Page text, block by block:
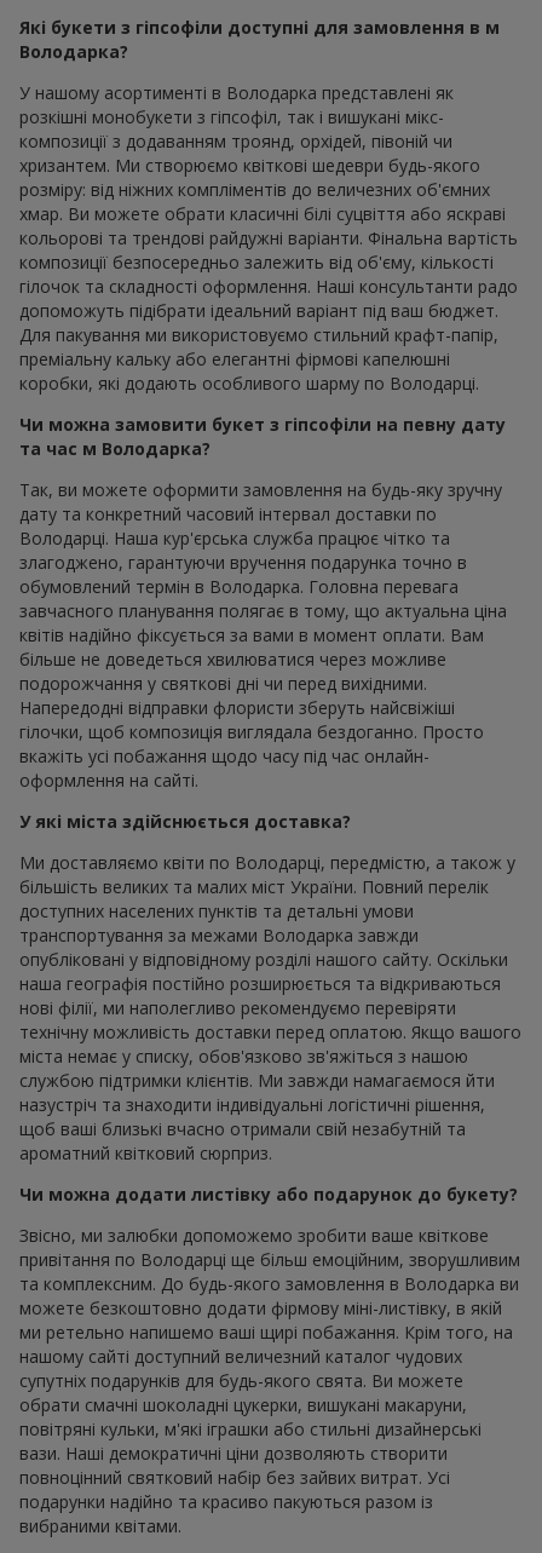
Які букети з гіпсофіли доступні для замовлення в м
Володарка?
У нашому асортименті в Володарка представлені як
розкішні монобукети з гіпсофіл, так і вишукані мікс-
композиції з додаванням троянд, орхідей, півоній чи
хризантем. Ми створюємо квіткові шедеври будь-якого
розміру: від ніжних компліментів до величезних об'ємних
хмар. Ви можете обрати класичні білі суцвіття або яскраві
кольорові та трендові райдужні варіанти. Фінальна вартість
композиції безпосередньо залежить від об'єму, кількості
гілочок та складності оформлення. Наші консультанти радо
допоможуть підібрати ідеальний варіант під ваш бюджет.
Для пакування ми використовуємо стильний крафт-папір,
преміальну кальку або елегантні фірмові капелюшні
коробки, які додають особливого шарму по Володарці.
Чи можна замовити букет з гіпсофіли на певну дату
та час м Володарка?
Так, ви можете оформити замовлення на будь-яку зручну
дату та конкретний часовий інтервал доставки по
Володарці. Наша кур'єрська служба працює чітко та
злагоджено, гарантуючи вручення подарунка точно в
обумовлений термін в Володарка. Головна перевага
завчасного планування полягає в тому, що актуальна ціна
квітів надійно фіксується за вами в момент оплати. Вам
більше не доведеться хвилюватися через можливе
подорожчання у святкові дні чи перед вихідними.
Напередодні відправки флористи зберуть найсвіжіші
гілочки, щоб композиція виглядала бездоганно. Просто
вкажіть усі побажання щодо часу під час онлайн-
оформлення на сайті.
У які міста здійснюється доставка?
Ми доставляємо квіти по Володарці, передмістю, а також у
більшість великих та малих міст України. Повний перелік
доступних населених пунктів та детальні умови
транспортування за межами Володарка завжди
опубліковані у відповідному розділі нашого сайту. Оскільки
наша географія постійно розширюється та відкриваються
нові філії, ми наполегливо рекомендуємо перевіряти
технічну можливість доставки перед оплатою. Якщо вашого
міста немає у списку, обов'язково зв'яжіться з нашою
службою підтримки клієнтів. Ми завжди намагаємося йти
назустріч та знаходити індивідуальні логістичні рішення,
щоб ваші близькі вчасно отримали свій незабутній та
ароматний квітковий сюрприз.
Чи можна додати листівку або подарунок до букету?
Звісно, ми залюбки допоможемо зробити ваше квіткове
привітання по Володарці ще більш емоційним, зворушливим
та комплексним. До будь-якого замовлення в Володарка ви
можете безкоштовно додати фірмову міні-листівку, в якій
ми ретельно напишемо ваші щирі побажання. Крім того, на
нашому сайті доступний величезний каталог чудових
супутніх подарунків для будь-якого свята. Ви можете
обрати смачні шоколадні цукерки, вишукані макаруни,
повітряні кульки, м'які іграшки або стильні дизайнерські
вази. Наші демократичні ціни дозволяють створити
повноцінний святковий набір без зайвих витрат. Усі
подарунки надійно та красиво пакуються разом із
вибраними квітами.